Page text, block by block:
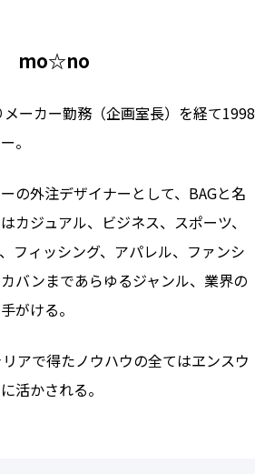
mo☆no
ーカー勤務（企画室長）を経て1998
。
の外注デザイナーとして、BAGと名
カジュアル、ビジネス、スポーツ、
フィッシング、アパレル、ファンシ
バンまであらゆるジャンル、業界の
がける。
アで得たノウハウの全てはヱンスウ
活かされる。